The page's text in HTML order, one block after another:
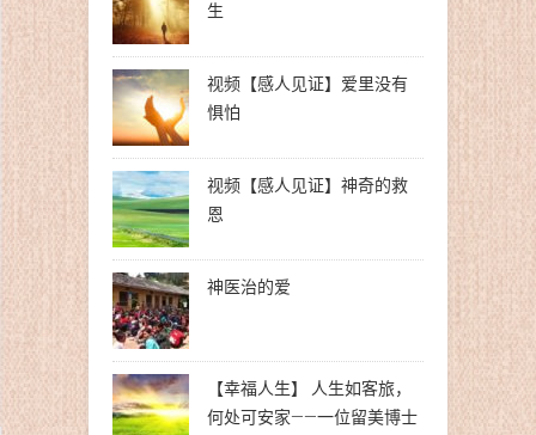
生
视频【感人见证】爱里没有
惧怕
视频【感人见证】神奇的救
恩
神医治的爱
【幸福人生】 人生如客旅，
何处可安家——一位留美博士